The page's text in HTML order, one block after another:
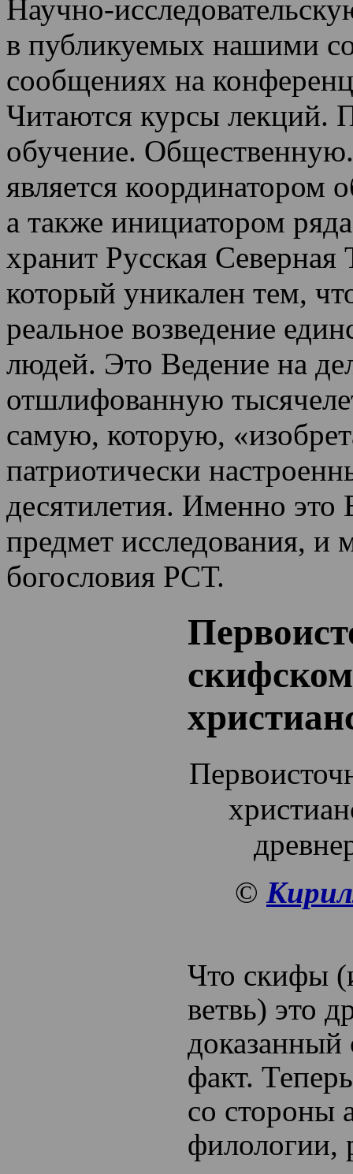
Научно-
в публикуемых нашими
сообщениях на
Читаются курсы лекций.
обучение.
является
а также инициатором
хранит Русская
который уникален тем,
реальное возведение
людей. Это Ведение на
отшлифованную
самую, которую,
патриотически
десятилетия. Именно это
предмет исследования, и
богословия РСТ.
скифском
©
Что скифы
ветвь) это
доказанный
факт.
со стороны
филологии,